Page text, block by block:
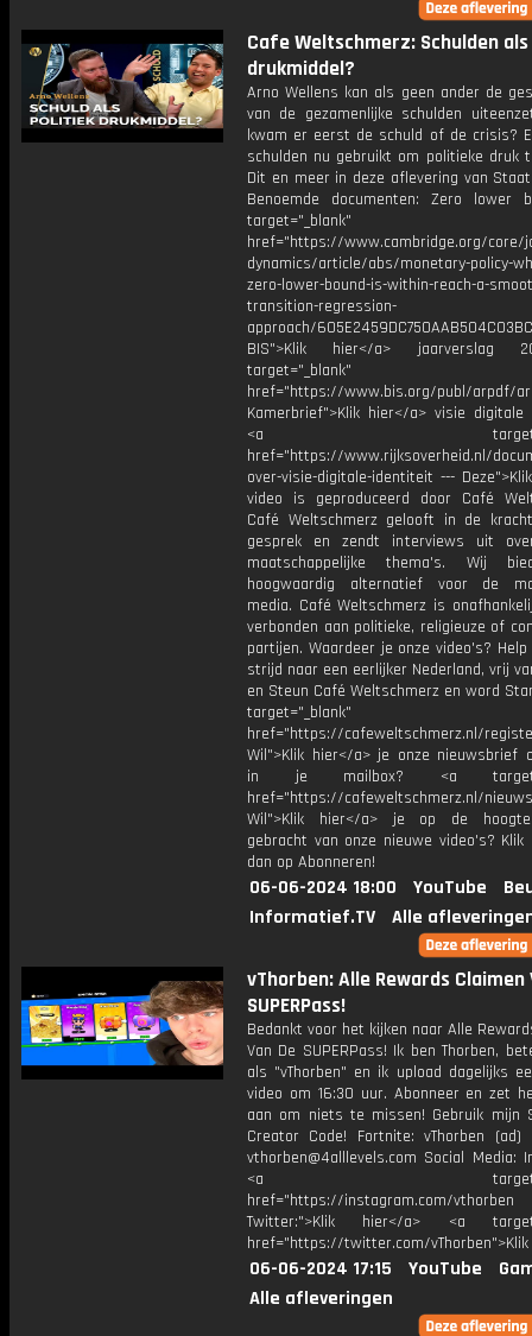
Cafe Weltschmerz: Schulden
drukmiddel?
Arno Wellens kan als geen ander de
van de gezamenlijke schulden
kwam er eerst de schuld of de crisis?
schulden nu gebruikt om politieke druk
Dit en meer in deze aflevering van
Benoemde documenten: Zero lower
target="_blank"
href="https://www.cambridge.org/core/
dynamics/article/abs/monetary-policy-
zero-lower-bound-is-within-reach-a-
transition-regression-
approach/
BIS">Klik hier</a> jaarverslag
target="_blank"
href="https://www.bis.org/publ/arpdf/
Kamerbrief">Klik hier</a> visie
<a
href="https://www.rijksoverheid.nl/
over-visie-digitale-identiteit ---
video is geproduceerd door Café
Café Weltschmerz gelooft in de
gesprek en zendt interviews uit
maatschappelijke thema's. Wij
hoogwaardig alternatief voor de
media. Café Weltschmerz is
verbonden aan politieke, religieuze of
partijen. Waardeer je onze video's?
strijd naar een eerlijker Nederland, vrij
en Steun Café Weltschmerz en word
target="_blank"
href="https://cafeweltschmerz.nl/
Wil">Klik hier</a> je onze nieuwsbrief
in je mailbox? <a
href="https://cafeweltschmerz.nl/
Wil">Klik hier</a> je op de
gebracht van onze nieuwe video's? Klik
dan op Abonneren!
06-06-2024 18:00 YouTube
Informatief.TV
Alle
vThorben: Alle Rewards Claimen
SUPERPass!
Bedankt voor het kijken naar Alle
Van De SUPERPass! Ik ben Thorben,
als "vThorben" en ik upload dagelijks
video om 16:30 uur. Abonneer en zet
aan om niets te missen! Gebruik mijn
Creator Code! Fortnite: vThorben (ad)
vthorben@4alllevels.com Social Media:
<a
href="https://instagram.com/vthorben
Twitter:">Klik hier</a> <a
href="https://twitter.com/
06-06-2024 17:15 YouTube
Alle afleveringen